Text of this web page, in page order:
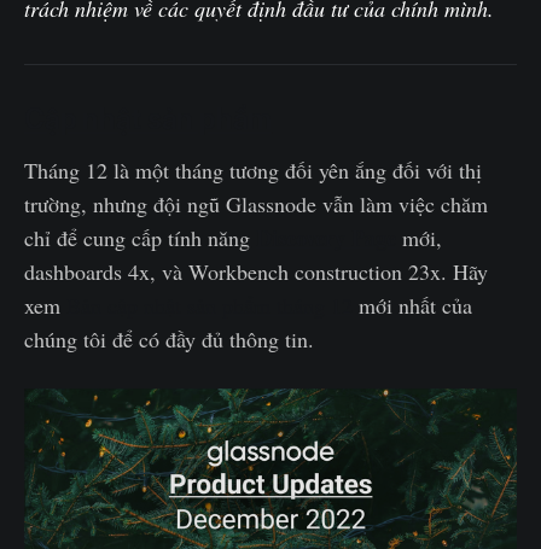
trách nhiệm về các quyết định đầu tư của chính mình.
Tháng 12 là một tháng tương đối yên ắng đối với thị
trường, nhưng đội ngũ Glassnode vẫn làm việc chăm
chỉ để cung cấp tính năng
mới,
dashboards 4x, và Workbench construction 23x. Hãy
xem
mới nhất của
chúng tôi để có đầy đủ thông tin.